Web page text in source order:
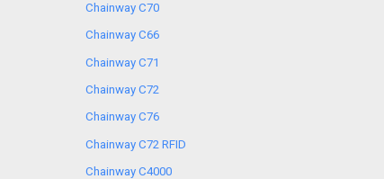
Chainway C70
Chainway C66
Chainway C71
Chainway C72
Chainway C76
Chainway C72 RFID
Chainway C4000